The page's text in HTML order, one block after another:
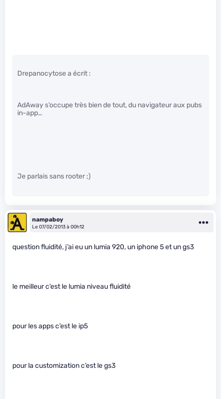
Drepanocytose a écrit :
AdAway s’occupe très bien de tout, du navigateur aux pubs
in-app…
Je parlais sans rooter ;)
nampaboy
Le 07/02/2013 à 00h12
question fluidité, j’ai eu un lumia 920, un iphone 5 et un gs3
le meilleur c’est le lumia niveau fluidité
pour les apps c’est le ip5
pour la customization c’est le gs3